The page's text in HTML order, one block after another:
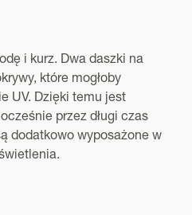
i kurz. Dwa daszki na
które mogłoby
UV. Dzięki temu jest
przez długi czas
dodatkowo wyposażone w